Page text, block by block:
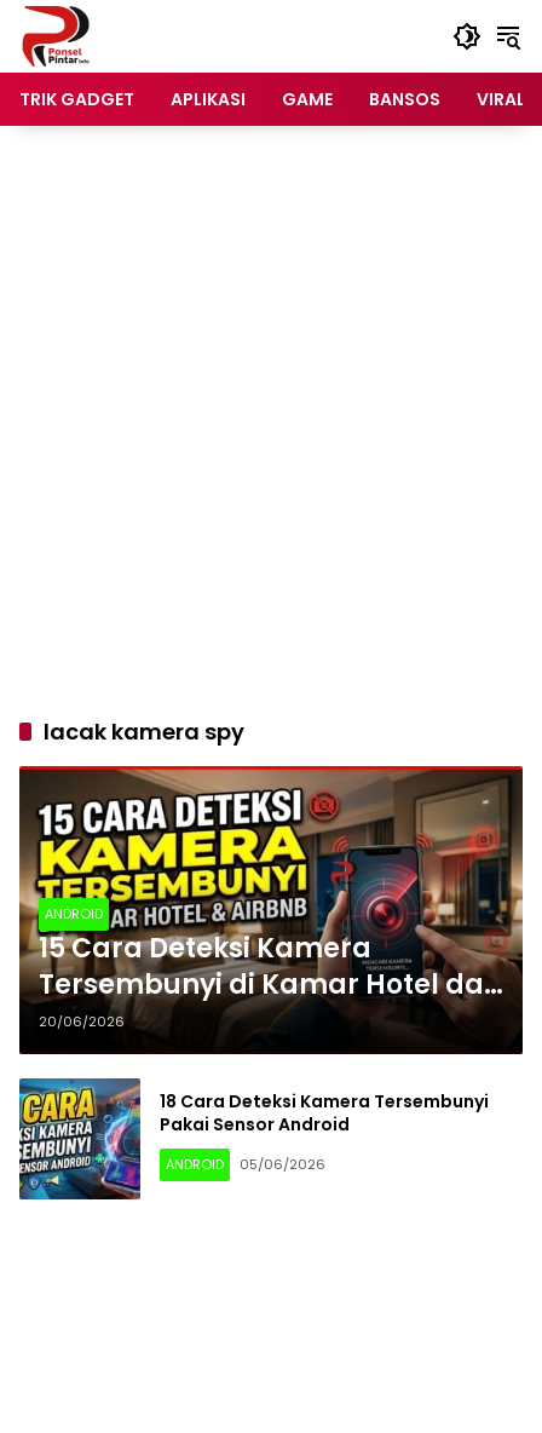
Langsung
konten
TRIK GADGET
APLIKASI GAME BANSOS VIRAL
lacak kamera spy
ANDROID
15 Cara Deteksi Kamera
Tersembunyi di Kamar Hotel dan
Airbnb
20/06/2026
18 Cara Deteksi Kamera Tersembunyi
Pakai Sensor Android
ANDROID 05/06/2026